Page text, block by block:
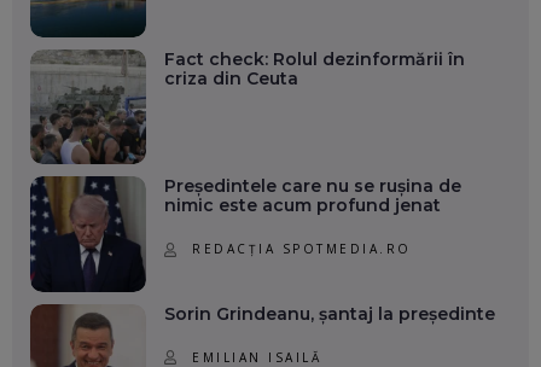
Fact check: Rolul dezinformării în
criza din Ceuta
Președintele care nu se rușina de
nimic este acum profund jenat
REDACȚIA SPOTMEDIA.RO
Sorin Grindeanu, șantaj la președinte
EMILIAN ISAILĂ